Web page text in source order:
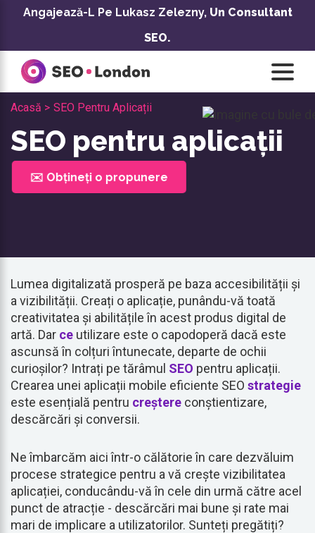
TreciAngajează-L Pe Lukasz Zelezny, Un Consultant
SEO.
Acasă > SEO Pentru Aplicații
SEO pentru aplicații
✉️ Obțineți o propunere
Lumea digitalizată prosperă pe baza accesibilității și
a vizibilității. Creați o aplicație, punându-vă toată
creativitatea și abilitățile în acest produs digital de
artă. Dar ce utilizare este o capodoperă dacă este
ascunsă în colțuri întunecate, departe de ochii
curioșilor? Intrați pe tărâmul SEO pentru aplicații.
Crearea unei aplicații mobile eficiente SEO strategie
este esențială pentru creștere conștientizare,
descărcări și conversii.
Ne îmbarcăm aici într-o călătorie în care dezvăluim
procese strategice pentru a vă crește vizibilitatea
aplicației, conducându-vă în cele din urmă către acel
punct de atracție - descărcări mai bune și rate mai
mari de implicare a utilizatorilor. Sunteți pregătiți?